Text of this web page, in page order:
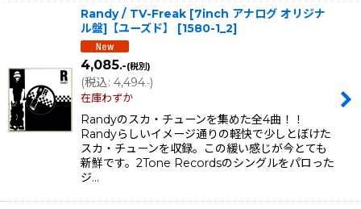
Randy / TV-Freak [7inch アナログ オリジナ
ル盤]【ユーズド】
[1580-1_2]
4,085.-(税別)
(税込: 4,494.-)
在庫わずか
Randyのスカ・チューンを集めた全4曲！！
Randyらしいイメージ通りの軽快で少しとぼけた
スカ・チューンを収録。この緩い感じが今とても
新鮮です。2Tone Recordsのシングルをパロった
ジ…